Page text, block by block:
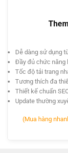
Dễ dàng sử dụng
Đầy đủ chức năng
Tốc độ tải trang
Tương thích đa
Thiết kế chuẩn
Update thường
(Mua hàng